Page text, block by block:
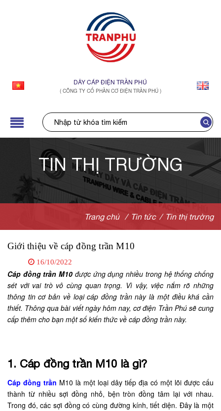
DÂY CÁP ĐIỆN TRẦN PHÚ
( CÔNG TY CỔ PHẦN CƠ ĐIỆN TRẦN PHÚ )
TIN THỊ TRƯỜNG
Trang chủ / Tin tức / Tin thị trường
Giới thiệu về cáp đồng trần M10
16/10/2022
Cáp đồng trần M10 được ứng dụng nhiều trong hệ thống chống
sét với vai trò vô cùng quan trọng. Vì vậy, việc nắm rõ những
thông tin cơ bản về loại cáp đồng trần này là một điều khá cần
thiết. Thông qua bài viết ngày hôm nay, cơ điện Trần Phú sẽ cung
cấp thêm cho bạn một số kiến thức về cáp đồng trần này.
1. Cáp đồng trần M10 là gì?
Cáp đồng trần M10 là một loại dây tiếp địa có một lõi được cấu
thành từ nhiều sợi đồng nhỏ, bện tròn đồng tâm lại với nhau.
Trong đó, các sợi đồng có cùng đường kính, tiết diện. Đây là một